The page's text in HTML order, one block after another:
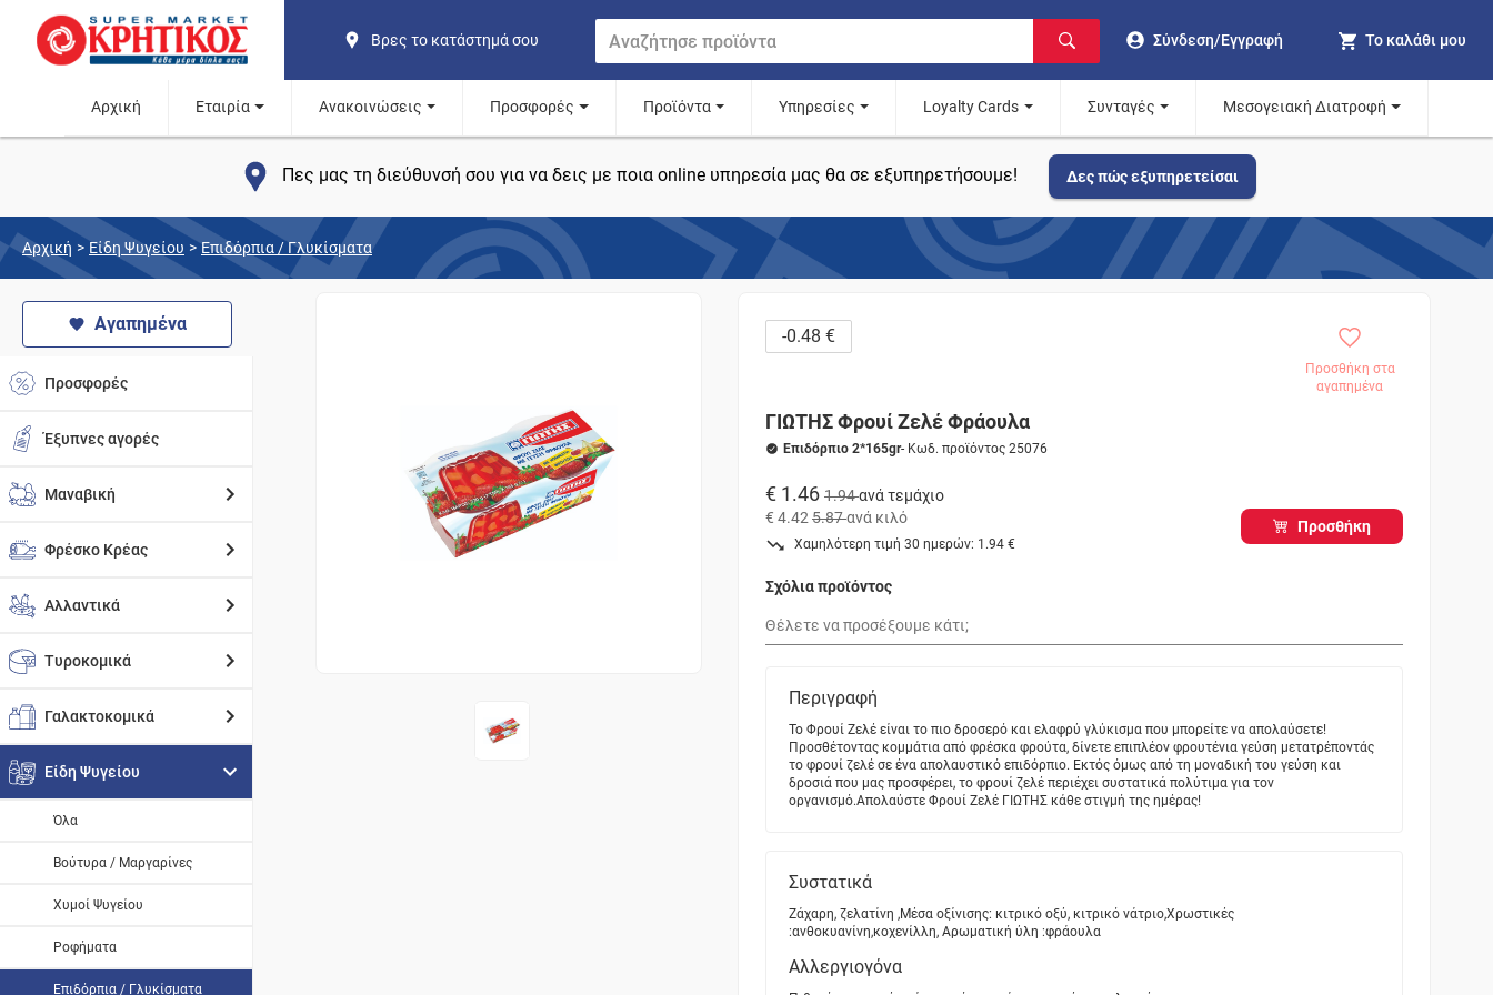
Βρες το κατάστημά σου Σύνδεση/Εγγραφή Το καλάθι μου
Αρχική Εταιρία Ανακοινώσεις Προσφορές Προϊόντα Υπηρεσίες Loyalty Cards Συνταγές Μεσογειακή Διατροφή
Πες μας τη διεύθυνσή σου για να δεις με ποια online υπηρεσία μας θα σε εξυπηρετήσουμε! Δες πώς εξυπηρετείσαι
Αρχική > Είδη Ψυγείου > Επιδόρπια / Γλυκίσματα
Αγαπημένα
Προσφορές
Έξυπνες αγορές
Μαναβική
Φρέσκο Κρέας
Αλλαντικά
Τυροκομικά
Γαλακτοκομικά
Είδη Ψυγείου
Όλα
Βούτυρα / Μαργαρίνες
Χυμοί Ψυγείου
Ροφήματα
Επιδόρπια / Γλυκίσματα
-0.48 €
Προσθήκη στα
αγαπημένα
ΓΙΩΤΗΣ Φρουί Ζελέ Φράουλα
Επιδόρπιο 2*165gr- Κωδ. προϊόντος 25076
€ 1.46 1.94ανά τεμάχιο
€ 4.42 5.87ανά κιλό
Χαμηλότερη τιμή 30 ημερών: 1.94 €
Προσθήκη
Σχόλια προϊόντος
Περιγραφή
Το Φρουί Ζελέ είναι το πιο δροσερό και ελαφρύ γλύκισμα που μπορείτε να απολαύσετε!
Προσθέτοντας κομμάτια από φρέσκα φρούτα, δίνετε επιπλέον φρουτένια γεύση μετατρέποντάς
το φρουί ζελέ σε ένα απολαυστικό επιδόρπιο. Εκτός όμως από τη μοναδική του γεύση και
δροσιά που μας προσφέρει, το φρουί ζελέ περιέχει συστατικά πολύτιμα για τον
οργανισμό.Απολαύστε Φρουί Ζελέ ΓΙΩΤΗΣ κάθε στιγμή της ημέρας!
Συστατικά
Ζάχαρη, ζελατίνη ,Μέσα οξίνισης: κιτρικό οξύ, κιτρικό νάτριο,Χρωστικές
:ανθοκυανίνη,κοχενίλλη, Αρωματική ύλη :φράουλα
Αλλεργιογόνα